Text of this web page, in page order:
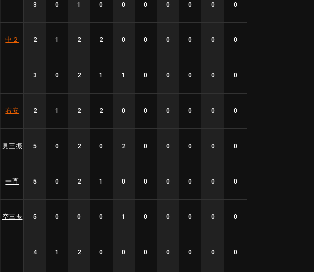
3 0 1 0 0 0 0 0 0 0
中２ 2 1 2 2 0 0 0 0 0 0
3 0 2 1 1 0 0 0 0 0
右安 2 1 2 2 0 0 0 0 0 0
見三振 5 0 2 0 2 0 0 0 0 0
一直 5 0 2 1 0 0 0 0 0 0
空三振 5 0 0 0 1 0 0 0 0 0
4 1 2 0 0 0 0 0 0 0